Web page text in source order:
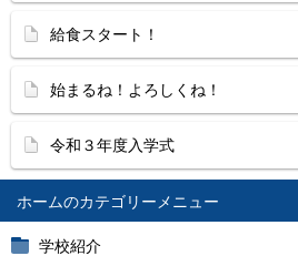
ホーム
学校紹介
給食スタート！
始まるね！よろしくね！
令和３年度入学式